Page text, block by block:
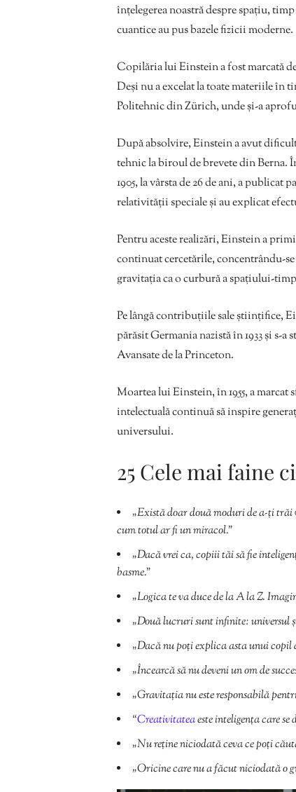
înțelegerea noastră despre spațiu,
cuantice au pus bazele fizicii moderne.
Copilăria lui Einstein a fost marcată
Deși nu a excelat la toate materiile în
Politehnic din Zürich, unde și-a
După absolvire, Einstein a avut
tehnic la biroul de brevete din Berna.
1905, la vârsta de 26 de ani, a
relativității speciale și au explicat
Pentru aceste realizări, Einstein a
continuat cercetările, concentrându-
gravitația ca o curbură a spațiului-timp
Pe lângă contribuțiile sale științifice,
părăsit Germania nazistă în 1933 și
Avansate de la Princeton.
Moartea lui Einstein, în 1955, a
intelectuală continuă să inspire
universului.
25 Cele mai faine
„Există doar două moduri de a-ți trăi
cum totul ar fi un miracol.”
„Dacă vrei ca, copiii tăi să fie
basme.”
„Logica te va duce de la A la Z.
„Două lucruri sunt infinite: universul
„Dacă nu poți explica asta unui copil
„Încearcă să nu deveni un om de
„Gravitația nu este responsabilă
“Creativitateaeste inteligența care se
„Nu reține niciodată ceva ce poți
„Oricine care nu a făcut niciodată o